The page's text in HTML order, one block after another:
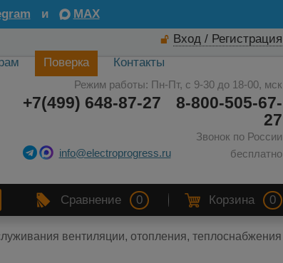
и
MAX
Вход / Регистрация
Поверка Контакты
Режим работы: Пн-Пт, с 9-30 до 18-00, мск
8-800-505-67-
27
Звонок по России
бесплатно
+7(499) 648-87-27
info@electroprogress.ru
Сравнение 0 Корзина 0
вентиляции, отопления, теплоснабжения